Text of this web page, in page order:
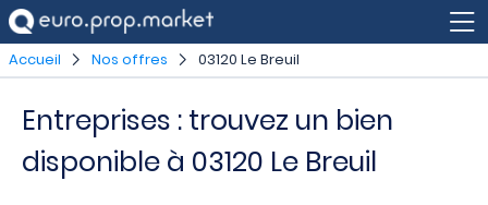
Accueil Nos offres 03120 Le Breuil
Entreprises : trouvez un bien
disponible à 03120 Le Breuil